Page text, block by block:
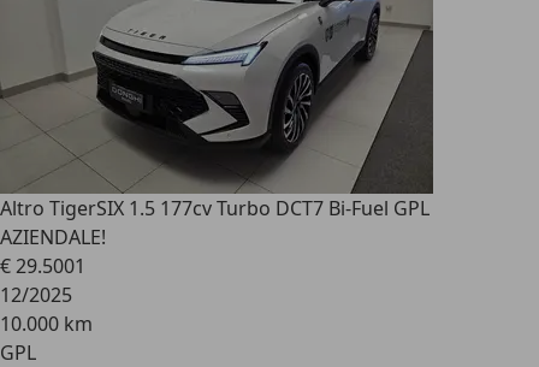
Altro TigerSIX 1.5 177cv Turbo DCT7 Bi-Fuel GPL
AZIENDALE!
€ 29.5001
12/2025
10.000 km
GPL